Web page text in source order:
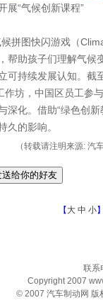
展“气候创新课程”
拼图快闪游戏（
帮助孩子们理解气候
可持续发展认知。截
作坊，中国区员工参
深化。借助“绿色创
久的影响。
（转载请注明来源: 汽
【 大 中 小
联系
Copyright 2007
© 2007 汽车制动网 版